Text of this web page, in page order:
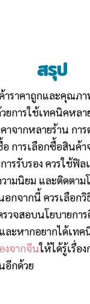
สรุป
าราคาถูกและคุณภ
ยการใช้เทคนิคหลา
าจากหลายร้าน กา
การเลือกซื้อสินค้า
ารรับรอง ควรใช้ฟิ
ามนิยม และติดตา
กจากนี้ ควรเลือกวิ
รวจสอบนโยบายกา
ะหากอยากได้เทค
งจากจีนให้ได้รู้เรื่อ
กด้วย